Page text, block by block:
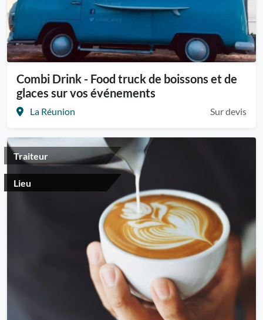
Combi Drink - Food truck de boissons et de
glaces sur vos événements
La Réunion Sur devis
Traiteur
Lieu